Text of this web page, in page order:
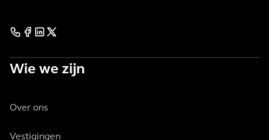
Wie we zijn
Over ons
Vestigingen